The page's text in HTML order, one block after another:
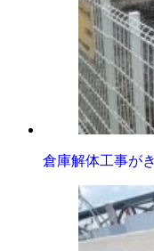
倉庫解体工事が